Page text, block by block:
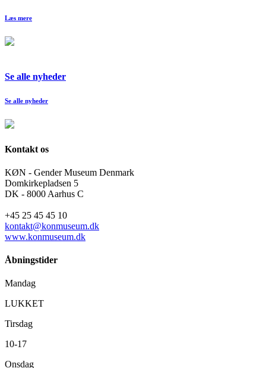
Læs mere
Se alle nyheder
Se alle nyheder
Kontakt os
KØN - Gender Museum Denmark
Domkirkepladsen 5
DK - 8000 Aarhus C
+45 25 45 45 10
kontakt@konmuseum.dk
www.konmuseum.dk
Åbningstider
Mandag
LUKKET
Tirsdag
10-17
Onsdag